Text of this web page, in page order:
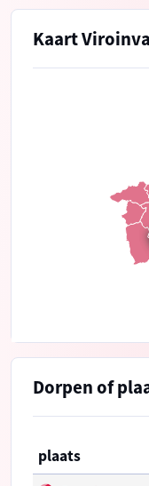
Kaart
Dorpen of
plaats